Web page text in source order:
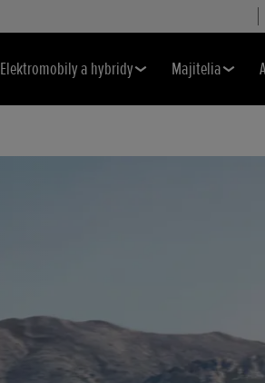
Elektromobily a hybridy Majitelia